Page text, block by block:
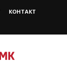
КОНТАКТ